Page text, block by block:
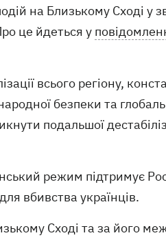
на Близькому Сході у
це йдеться у
всього регіону,
безпеки та
подальшої
режим підтримує
вбивства українців.
Сході та за його